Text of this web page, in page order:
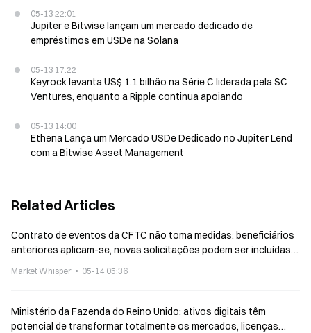
05-13 22:01
Jupiter e Bitwise lançam um mercado dedicado de
empréstimos em USDe na Solana
05-13 17:22
Keyrock levanta US$ 1,1 bilhão na Série C liderada pela SC
Ventures, enquanto a Ripple continua apoiando
05-13 14:00
Ethena Lança um Mercado USDe Dedicado no Jupiter Lend
com a Bitwise Asset Management
Related Articles
Contrato de eventos da CFTC não toma medidas: beneficiários
anteriores aplicam-se, novas solicitações podem ser incluídas
Market Whisper 05-14 05:36
Ministério da Fazenda do Reino Unido: ativos digitais têm
potencial de transformar totalmente os mercados, licenças